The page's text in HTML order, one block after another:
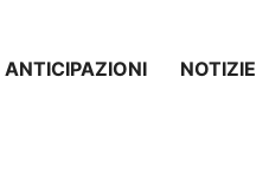
ANTICIPAZIONI NOTIZIE